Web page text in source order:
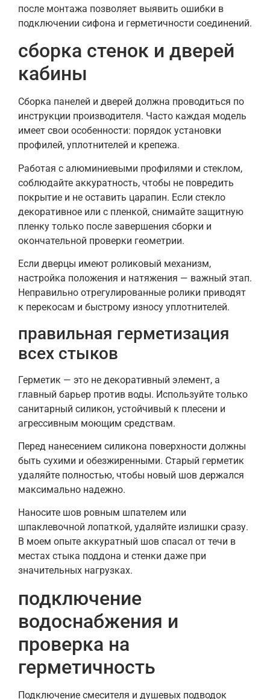
после монтажа позволяет выявить ошибки в
подключении сифона и герметичности соединений.
сборка стенок и дверей
кабины
Сборка панелей и дверей должна проводиться по
инструкции производителя. Часто каждая модель
имеет свои особенности: порядок установки
профилей, уплотнителей и крепежа.
Работая с алюминиевыми профилями и стеклом,
соблюдайте аккуратность, чтобы не повредить
покрытие и не оставить царапин. Если стекло
декоративное или с пленкой, снимайте защитную
пленку только после завершения сборки и
окончательной проверки геометрии.
Если дверцы имеют роликовый механизм,
настройка положения и натяжения — важный этап.
Неправильно отрегулированные ролики приводят
к перекосам и быстрому износу уплотнителей.
правильная герметизация
всех стыков
Герметик — это не декоративный элемент, а
главный барьер против воды. Используйте только
санитарный силикон, устойчивый к плесени и
агрессивным моющим средствам.
Перед нанесением силикона поверхности должны
быть сухими и обезжиренными. Старый герметик
удаляйте полностью, чтобы новый шов держался
максимально надежно.
Наносите шов ровным шпателем или
шпаклевочной лопаткой, удаляйте излишки сразу.
В моем опыте аккуратный шов спасал от течи в
местах стыка поддона и стенки даже при
значительных нагрузках.
подключение
водоснабжения и
проверка на
герметичность
Подключение смесителя и душевых подводок